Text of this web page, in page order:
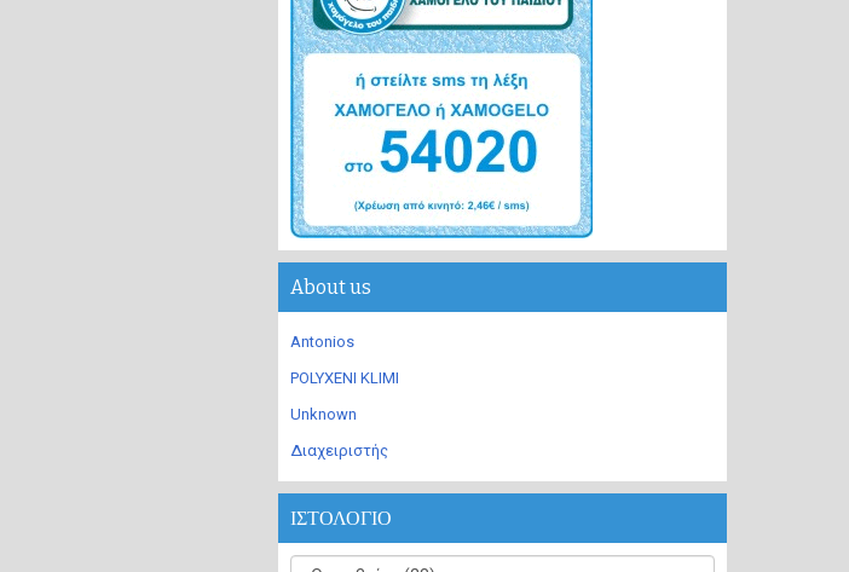
About us
Antonios
POLYXENI KLIMI
Unknown
Διαχειριστής
ΙΣΤΟΛΟΓΙΟ